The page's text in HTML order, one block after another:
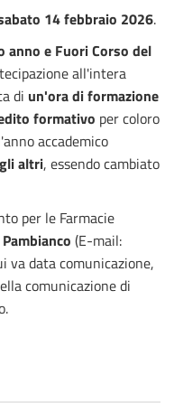
14 febbraio 2026.
anno e Fuori Corso del
all'intera
di un'ora di formazione
formativo per coloro
accademico
altri, essendo cambiato
per le Farmacie
(E-mail:
va data comunicazione,
comunicazione di